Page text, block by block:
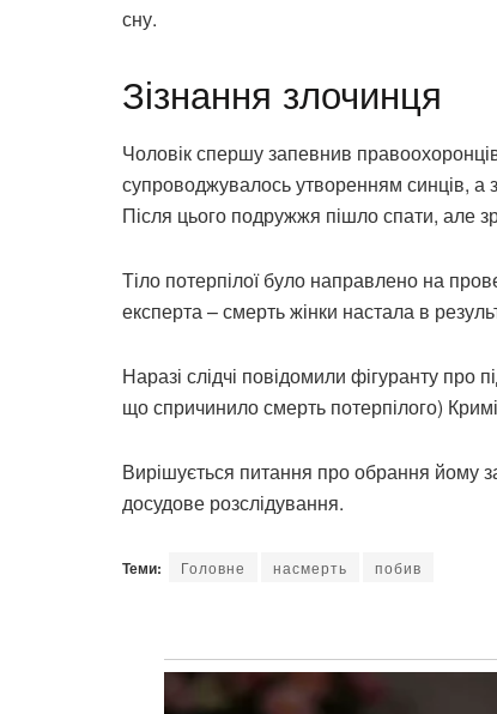
сну.
Зізнання злочинця
Чоловік спершу запевнив
супроводжувалось утворенням синців, а
Після цього подружжя пішло спати, але
Тіло потерпілої було направлено на
експерта – смерть жінки настала в
Наразі слідчі повідомили фігуранту про
що спричинило смерть потерпілого)
Вирішується питання про обрання йому
досудове розслідування.
Теми: Головне насмерть побив